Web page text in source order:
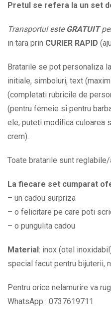
iubit(a)
data
la
alegere
BPC609
quantity
Pretul se refera la un set
Transportul esteGRATUIT
in tara prin CURIER RAPID
Bratarile se pot personaliza
initiale, simboluri, text
(completati rubricile de
(pentru femeie si pentru
ele, puteti modifica culoarea
crem).
Toate bratarile sunt
La fiecare set cumparat
– un cadou surpriza
– o felicitare pe care poti
– o pungulita cadou
Material : inox (otel
special facut pentru bijuterii,
Pentru orice nelamurire va
WhatsApp : 0737619711